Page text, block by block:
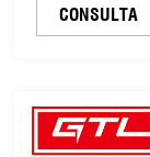
MPV,
eléctrico de
CONSULTA